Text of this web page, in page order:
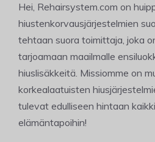
Hei, Rehairsystem.com on
hiustenkorvausjärjestelmien
tehtaan suora toimittaja, joka
tarjoamaan maailmalle
hiuslisäkkeitä. Missiomme on
korkealaatuisten
tulevat edulliseen hintaan
elämäntapoihin!